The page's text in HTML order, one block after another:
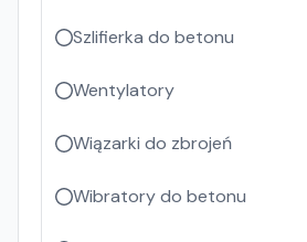
Szlifierka do betonu
Wentylatory
Wiązarki do zbrojeń
Wibratory do betonu